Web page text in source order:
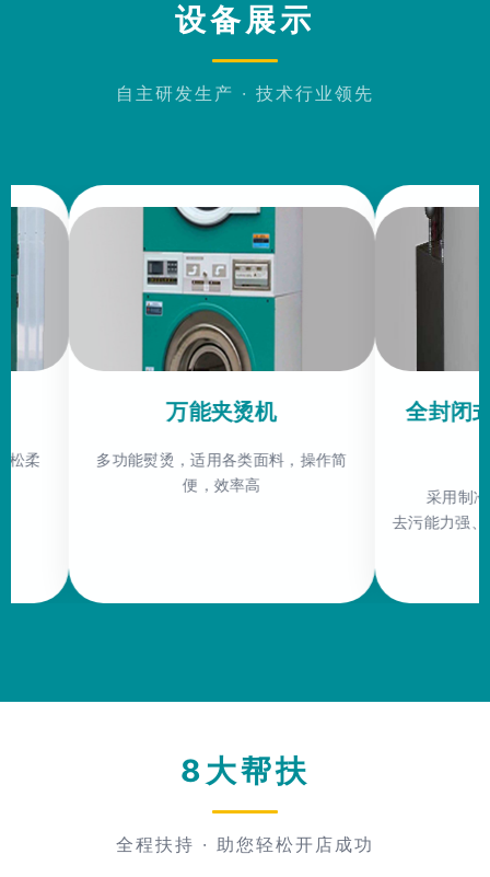
设备展示
自主研发生产 · 技术行业领先
万能夹烫机
多功能熨烫，适用各类面料，操作简
全封闭式干洗机
采用制冷式回收四氯
去污能力强、洗涤范围广
8大帮扶
全程扶持 · 助您轻松开店成功